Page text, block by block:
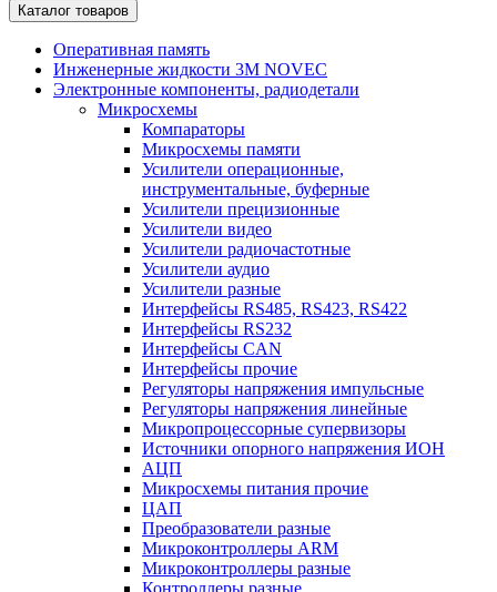
Каталог товаров
Оперативная память
Инженерные жидкости 3M NOVEC
Электронные компоненты, радиодетали
Микросхемы
Компараторы
Микросхемы памяти
Усилители операционные,
инструментальные, буферные
Усилители прецизионные
Усилители видео
Усилители радиочастотные
Усилители аудио
Усилители разные
Интерфейсы RS485, RS423, RS422
Интерфейсы RS232
Интерфейсы CAN
Интерфейсы прочие
Регуляторы напряжения импульсные
Регуляторы напряжения линейные
Микропроцессорные супервизоры
Источники опорного напряжения ИОН
АЦП
Микросхемы питания прочие
ЦАП
Преобразователи разные
Микроконтроллеры ARM
Микроконтроллеры разные
Контроллеры разные